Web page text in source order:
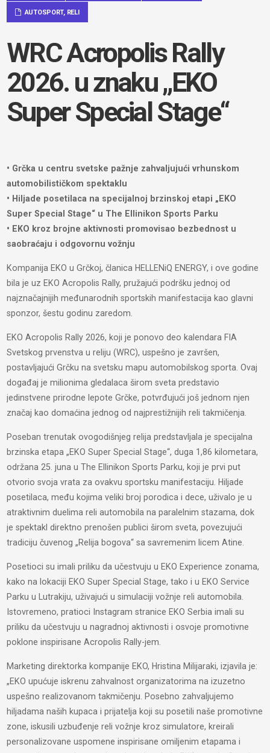
AUTOSPORT, RELI
WRC Acropolis Rally
2026. u znaku „EKO
Super Special Stage“
• Grčka u centru svetske pažnje zahvaljujući vrhunskom
automobilističkom spektaklu
• Hiljade posetilaca na specijalnoj brzinskoj etapi „EKO
Super Special Stage“ u The Ellinikon Sports Parku
• EKO kroz brojne aktivnosti promovisao bezbednost u
saobraćaju i odgovornu vožnju
Kompanija EKO u Grčkoj, članica HELLENiQ ENERGY, i ove godine
bila je uz EKO Acropolis Rally, pružajući podršku jednoj od
najznačajnijih međunarodnih sportskih manifestacija kao glavni
sponzor, šestu godinu zaredom.
EKO Acropolis Rally 2026, koji je ponovo deo kalendara FIA
Svetskog prvenstva u reliju (WRC), uspešno je završen,
postavljajući Grčku na svetsku mapu automobilskog sporta. Ovaj
događaj je milionima gledalaca širom sveta predstavio
jedinstvene prirodne lepote Grčke, potvrđujući još jednom njen
značaj kao domaćina jednog od najprestižnijih reli takmičenja.
Poseban trenutak ovogodišnjeg relija predstavljala je specijalna
brzinska etapa „EKO Super Special Stage“, duga 1,86 kilometara,
održana 25. juna u The Ellinikon Sports Parku, koji je prvi put
otvorio svoja vrata za ovakvu sportsku manifestaciju. Hiljade
posetilaca, među kojima veliki broj porodica i dece, uživalo je u
atraktivnim duelima reli automobila na paralelnim stazama, dok
je spektakl direktno prenošen publici širom sveta, povezujući
tradiciju čuvenog „Relija bogova“ sa savremenim licem Atine.
Posetioci su imali priliku da učestvuju u EKO Experience zonama,
kako na lokaciji EKO Super Special Stage, tako i u EKO Service
Parku u Lutrakiju, uživajući u simulaciji vožnje reli automobila.
Istovremeno, pratioci Instagram stranice EKO Serbia imali su
priliku da učestvuju u nagradnoj aktivnosti i osvoje promotivne
poklone inspirisane Acropolis Rally-jem.
Marketing direktorka kompanije EKO, Hristina Milijaraki, izjavila je:
„EKO upućuje iskrenu zahvalnost organizatorima na izuzetno
uspešno realizovanom takmičenju. Posebno zahvaljujemo
hiljadama naših kupaca i prijatelja koji su posetili naše promotivne
zone, iskusili uzbuđenje reli vožnje kroz simulatore, kreirali
personalizovane uspomene inspirisane omiljenim etapama i